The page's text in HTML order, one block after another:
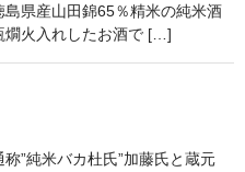
市）
市）
）
島県産山田錦65％精米の純米酒
燗火入れしたお酒で […]
”純米バカ杜氏”加藤氏と蔵元